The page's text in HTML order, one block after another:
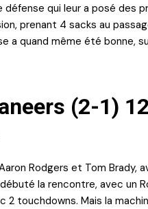
qui leur a posé des
prenant 4 sacks au
a quand même été bonne,
(2-1)
Rodgers et Tom Brady,
la rencontre, avec un
2 touchdowns. Mais la